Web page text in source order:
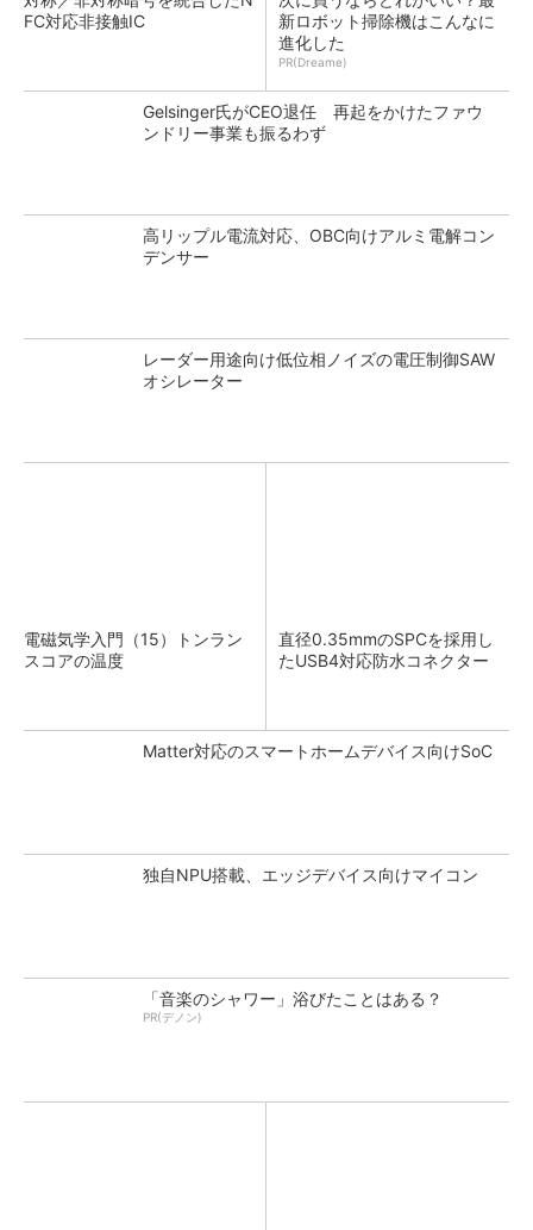
FC対応非接触IC
新ロボット掃除機はこんなに
進化した
PR(Dreame)
Gelsinger氏がCEO退任 再起をかけたファウ
ンドリー事業も振るわず
高リップル電流対応、OBC向けアルミ電解コン
デンサー
レーダー用途向け低位相ノイズの電圧制御SAW
オシレーター
電磁気学入門（15）トンラン
スコアの温度
直径0.35mmのSPCを採用し
たUSB4対応防水コネクター
Matter対応のスマートホームデバイス向けSoC
独自NPU搭載、エッジデバイス向けマイコン
「音楽のシャワー」浴びたことはある？
PR(デノン)